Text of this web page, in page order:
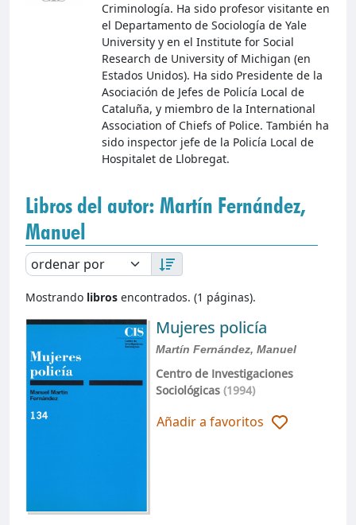
Criminología. Ha sido profesor visitante en
el Departamento de Sociología de Yale
University y en el Institute for Social
Research de University of Michigan (en
Estados Unidos). Ha sido Presidente de la
Asociación de Jefes de Policía Local de
Cataluña, y miembro de la International
Association of Chiefs of Police. También ha
sido inspector jefe de la Policía Local de
Hospitalet de Llobregat.
Libros del autor: Martín Fernández,
Manuel
Mostrando libros encontrados. (1 páginas).
Mujeres policía
Martín Fernández, Manuel
Centro de Investigaciones
Sociológicas(1994)
Añadir a favoritos